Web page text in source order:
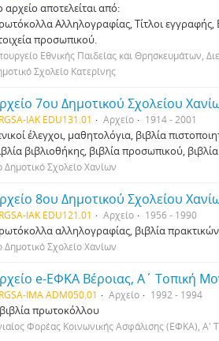
αρχείο αποτελείται από:
Αλληλογραφίας, Τίτλοι εγγραφής,
προσωπικού.
Εθνικής Παιδείας και Θρησκευμάτων,
Σχολείο Κατερίνης
7ου Δημοτικού Σχολείου
IAK EDU131.01 Αρχείο 1914 - 2001
έλεγχοι, μαθητολόγια, βιβλία
βιβλιοθήκης, βιβλία προσωπικού,
Δημοτικό Σχολείο Χανίων
8ου Δημοτικού Σχολείου
IAK EDU121.01 Αρχείο 1956 - 1990
αλληλογραφίας, βιβλία
Δημοτικό Σχολείο Χανίων
e-ΕΦΚΑ Βέροιας, Α΄ Τοπική
IMA ADM050.01 Αρχείο 1992 - 1994
πρωτοκόλλου
Φορέας Κοινωνικής Ασφάλισης (ΕΦΚΑ),